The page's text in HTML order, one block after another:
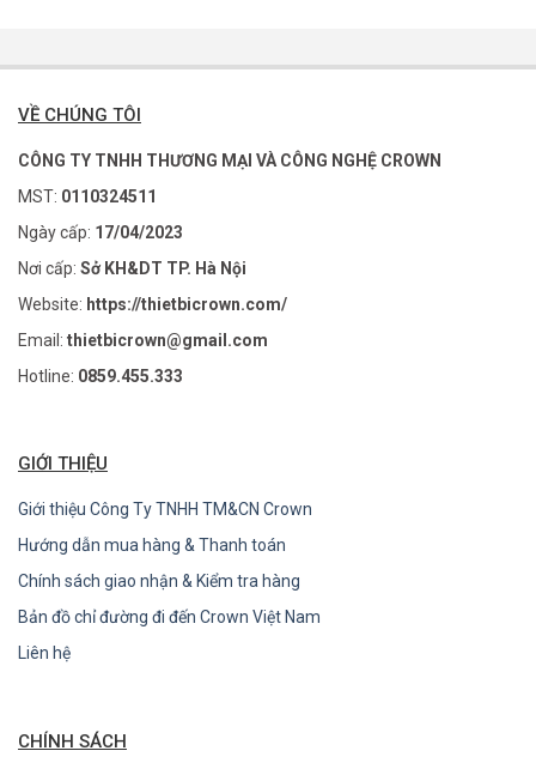
VỀ CHÚNG TÔI
CÔNG TY TNHH THƯƠNG MẠI VÀ CÔNG NGHỆ CROWN
MST: 0110324511
Ngày cấp: 17/04/2023
Nơi cấp: Sở KH&DT TP. Hà Nội
Website: https://thietbicrown.com/
Email: thietbicrown@gmail.com
Hotline: 0859.455.333
GIỚI THIỆU
Giới thiệu Công Ty TNHH TM&CN Crown
Hướng dẫn mua hàng & Thanh toán
Chính sách giao nhận & Kiểm tra hàng
Bản đồ chỉ đường đi đến Crown Việt Nam
Liên hệ
CHÍNH SÁCH